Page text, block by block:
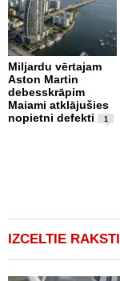
Miljardu vērtajam
Aston Martin
debesskrāpim
Maiami atklājušies
nopietni defekti
1
IZCELTIE RAKSTI